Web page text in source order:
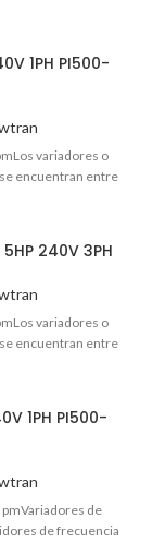
1PH PI500-
variadores o
encuentran entre
5HP 240V 3PH
variadores o
encuentran entre
1PH PI500-
de
de frecuencia